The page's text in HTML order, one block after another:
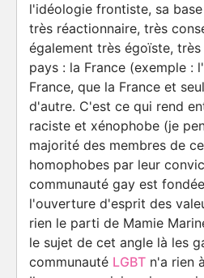
l'idéologie frontiste, sa
très réactionnaire, très
également très égoïste,
pays : la France (exemple :
France, que la France et
d'autre. C'est ce qui rend
raciste et xénophobe (je
majorité des membres de
homophobes par leur
communauté gay est
l'ouverture d'esprit des
rien le parti de Mamie
le sujet de cet angle là les
communauté LGBT n'a rien